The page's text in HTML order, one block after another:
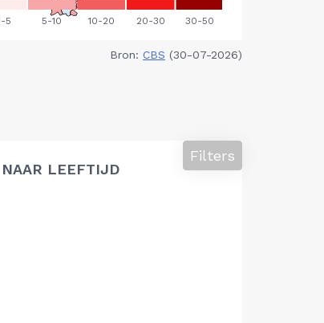
Bron: CBS (30-07-2026)
NAAR LEEFTIJD
Filters